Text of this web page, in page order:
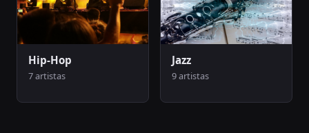
Hip-Hop
7 artistas
Jazz
9 artistas